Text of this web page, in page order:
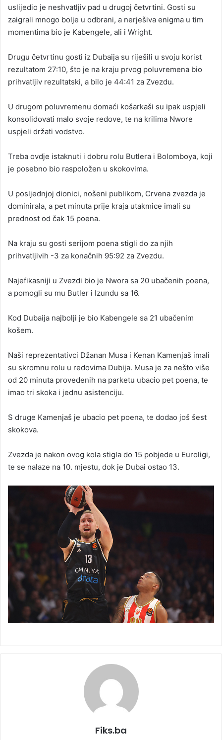
uslijedio je neshvatljiv pad u drugoj četvrtini. Gosti su
zaigrali mnogo bolje u odbrani, a nerješiva enigma u tim
momentima bio je Kabengele, ali i Wright.
Drugu četvrtinu gosti iz Dubaija su riješili u svoju korist
rezultatom 27:10, što je na kraju prvog poluvremena bio
prihvatljiv rezultatski, a bilo je 44:41 za Zvezdu.
U drugom poluvremenu domaći košarkaši su ipak uspjeli
konsolidovati malo svoje redove, te na krilima Nwore
uspjeli držati vodstvo.
Treba ovdje istaknuti i dobru rolu Butlera i Bolomboya, koji
je posebno bio raspoložen u skokovima.
U posljednjoj dionici, nošeni publikom, Crvena zvezda je
dominirala, a pet minuta prije kraja utakmice imali su
prednost od čak 15 poena.
Na kraju su gosti serijom poena stigli do za njih
prihvatljivih -3 za konačnih 95:92 za Zvezdu.
Najefikasniji u Zvezdi bio je Nwora sa 20 ubačenih poena,
a pomogli su mu Butler i Izundu sa 16.
Kod Dubaija najbolji je bio Kabengele sa 21 ubačenim
košem.
Naši reprezentativci Džanan Musa i Kenan Kamenjaš imali
su skromnu rolu u redovima Dubija. Musa je za nešto više
od 20 minuta provedenih na parketu ubacio pet poena, te
imao tri skoka i jednu asistenciju.
S druge Kamenjaš je ubacio pet poena, te dodao još šest
skokova.
Zvezda je nakon ovog kola stigla do 15 pobjede u Euroligi,
te se nalaze na 10. mjestu, dok je Dubai ostao 13.
Fiks.ba